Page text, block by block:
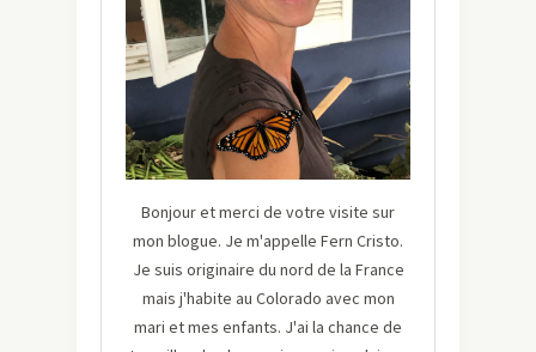
Bonjour et merci de votre visite sur
mon blogue. Je m'appelle Fern Cristo.
Je suis originaire du nord de la France
mais j'habite au Colorado avec mon
mari et mes enfants. J'ai la chance de